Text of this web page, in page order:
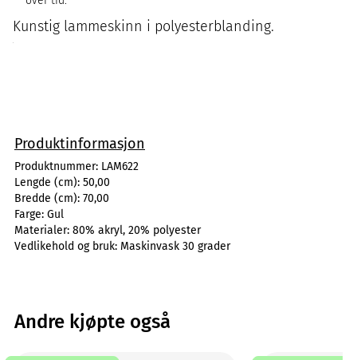
Kunstig lammeskinn i polyesterblanding.
Produktinformasjon
Produktnummer: LAM622
Lengde (cm): 50,00
Bredde (cm): 70,00
Farge: Gul
Materialer: 80% akryl, 20% polyester
Vedlikehold og bruk: Maskinvask 30 grader
Andre kjøpte også